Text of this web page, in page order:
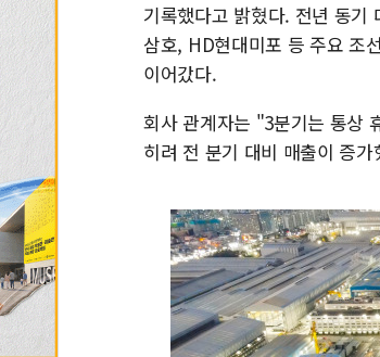
기록했다고 밝혔다. 전년 동
삼호, HD현대미포 등 주요 조
이어갔다.
회사 관계자는 "3분기는 통상
히려 전 분기 대비 매출이 증